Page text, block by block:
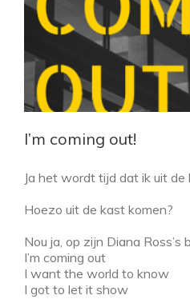
I’m coming out!
Ja het wordt tijd dat ik uit de
Hoezo uit de kast komen?
Nou ja, op zijn Diana Ross’s
I’m coming out
I want the world to know
I got to let it show